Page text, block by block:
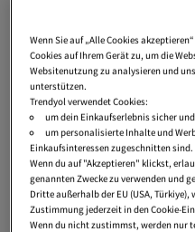
Wenn Sie auf „Alle Cookies
Cookies auf Ihrem Gerät zu, um die
Websitenutzung zu analysieren und
unterstützen.
Trendyol verwendet Cookies:
um dein Einkaufserlebnis sicher
um personalisierte Inhalte und
Einkaufsinteressen zugeschnitten sind.
Wenn du auf "Akzeptieren" klickst,
genannten Zwecke zu verwenden und
Dritte außerhalb der EU (USA,
Zustimmung jederzeit in den Cookie-
Wenn du nicht zustimmst, werden nur